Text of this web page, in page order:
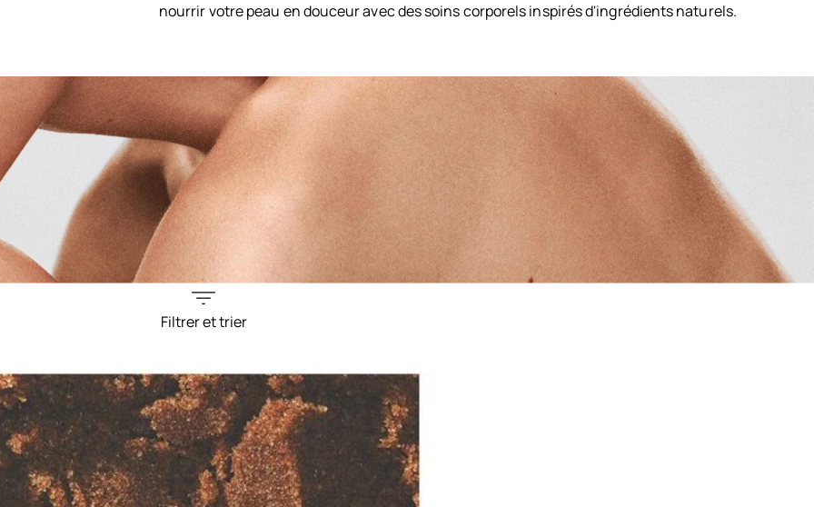
nourrir votre peau en douceur avec des soins corporels inspirés d'ingrédients naturels.
Filtrer et trier